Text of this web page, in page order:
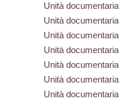
Unità documentaria
Unità documentaria
Unità documentaria
Unità documentaria
Unità documentaria
Unità documentaria
Unità documentaria